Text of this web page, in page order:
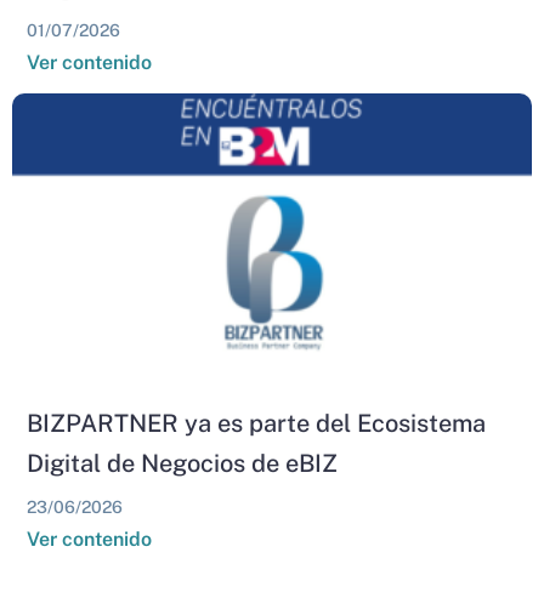
01/07/2026
Ver contenido
BIZPARTNER ya es parte del Ecosistema
Digital de Negocios de eBIZ
23/06/2026
Ver contenido